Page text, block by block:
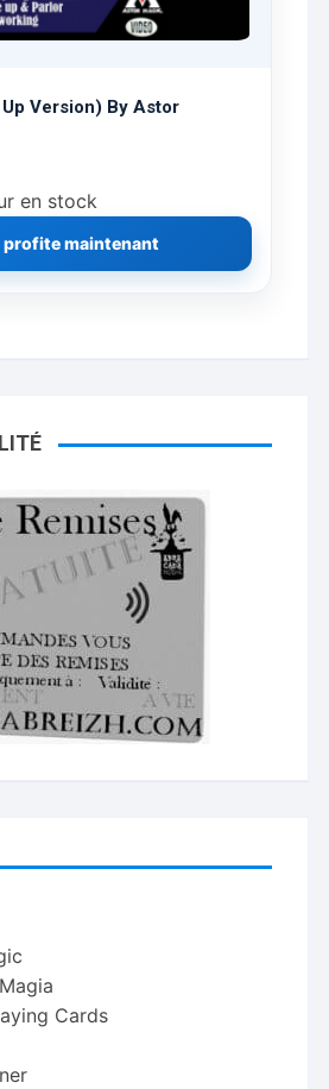
Version) By Astor
en stock
profite maintenant
Cards